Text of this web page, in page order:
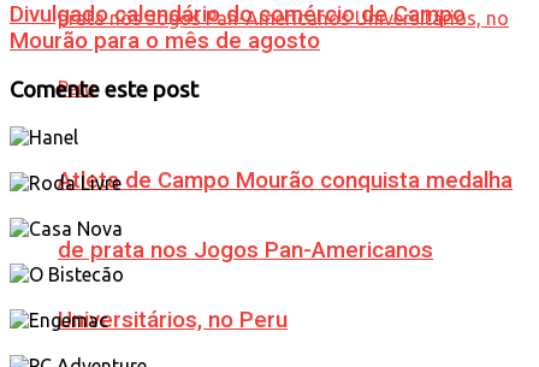
Atleta de Campo Mourão conquista medalha
de prata nos Jogos Pan-Americanos
Universitários, no Peru
Divulgado calendário do comércio de Campo
Mourão para o mês de agosto
Comente este post